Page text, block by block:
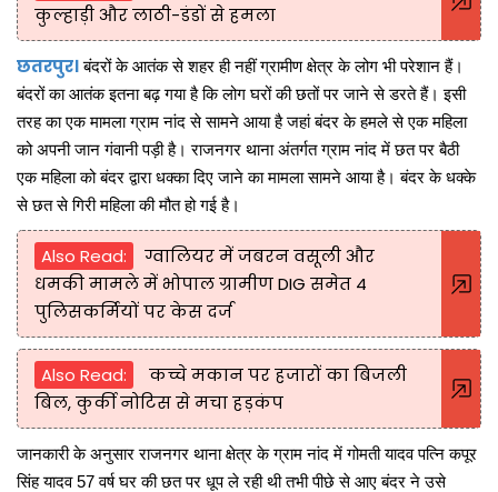
कुल्हाड़ी और लाठी-डंडों से हमला
छतरपुर।बंदरों के आतंक से शहर ही नहीं ग्रामीण क्षेत्र के लोग भी परेशान हैं।
बंदरों का आतंक इतना बढ़ गया है कि लोग घरों की छतों पर जाने से डरते हैं। इसी
तरह का एक मामला ग्राम नांद से सामने आया है जहां बंदर के हमले से एक महिला
को अपनी जान गंवानी पड़ी है। राजनगर थाना अंतर्गत ग्राम नांद में छत पर बैठी
एक महिला को बंदर द्वारा धक्का दिए जाने का मामला सामने आया है। बंदर के धक्के
से छत से गिरी महिला की मौत हो गई है।
Also Read:
ग्वालियर में जबरन वसूली और
धमकी मामले में भोपाल ग्रामीण DIG समेत 4
पुलिसकर्मियों पर केस दर्ज
Also Read:
कच्चे मकान पर हजारों का बिजली
बिल, कुर्की नोटिस से मचा हड़कंप
जानकारी के अनुसार राजनगर थाना क्षेत्र के ग्राम नांद में गोमती यादव पत्नि कपूर
सिंह यादव 57 वर्ष घर की छत पर धूप ले रही थी तभी पीछे से आए बंदर ने उसे